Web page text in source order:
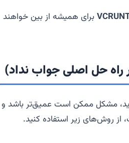
برای همیشه از بین خواهند
راه حل اصلی جواب نداد)
مشکل ممکن است عمیق‌تر باشد و
روش‌های زیر استفاده کنید.